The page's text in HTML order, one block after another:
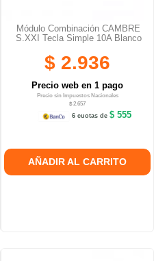
Módulo Combinación CAMBRE
S.XXI Tecla Simple 10A Blanco
$ 2.936
Precio web en 1 pago
Precio sin Impuestos Nacionales
$ 2.657
6 cuotas de$ 555
AÑADIR AL CARRITO